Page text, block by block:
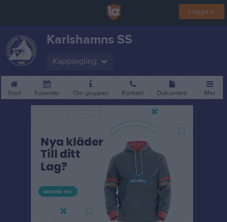
Logga in
Karlshamns SS
Kappsegling
Start Kalender Om gruppen Kontakt Dokument Mer